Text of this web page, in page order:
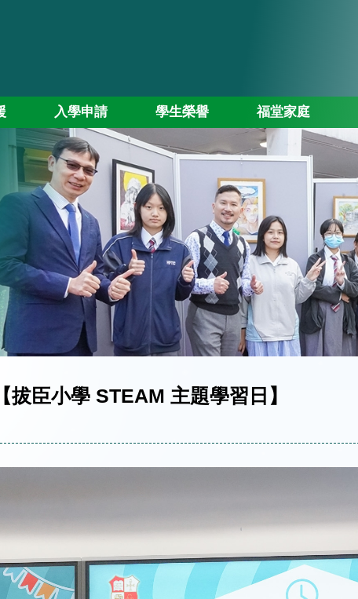
入學申請 學生榮譽 福堂家庭
【拔臣小學 STEAM 主題學習日】